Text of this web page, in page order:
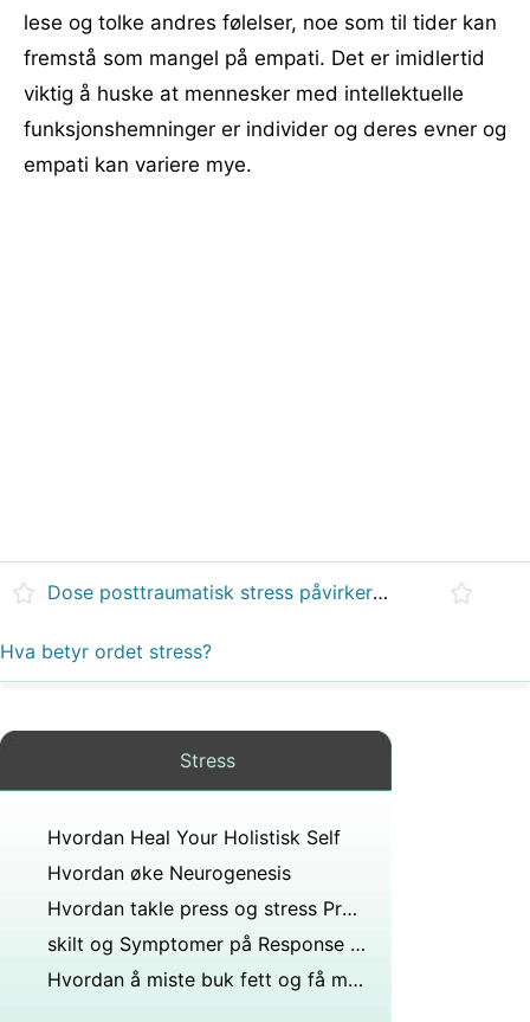
lese og tolke andres følelser, noe som til tider kan
fremstå som mangel på empati. Det er imidlertid
viktig å huske at mennesker med intellektuelle
funksjonshemninger er individer og deres evner og
empati kan variere mye.
Dose posttraumatisk stress påvirker deg fysisk?
Hva betyr ordet stress?
Stress
Hvordan Heal Your Holistisk Self
Hvordan øke Neurogenesis
Hvordan takle press og stress Problemer
skilt og Symptomer på Response i Stress
Hvordan å miste buk fett og få massiv Abs